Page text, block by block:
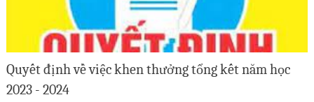
Quyết định về việc khen thưởng tổng kết năm học
2023 - 2024